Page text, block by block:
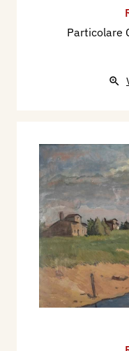
Particolare